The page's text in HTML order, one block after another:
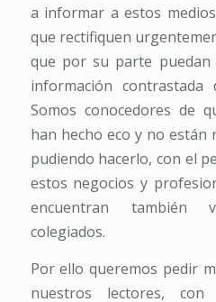
a informar a estos
que rectifiquen
que por su parte
información
Somos conocedores de
han hecho eco y no
pudiendo hacerlo, con el
estos negocios y
encuentran también
colegiados.
Por ello queremos pedir
nuestros lectores,